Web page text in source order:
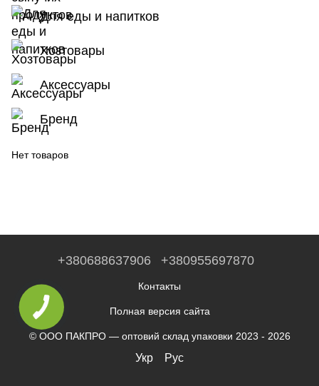
Для еды и напитков
Хозтовары
Аксессуары
Бренд
Нет товаров
+380688637906 +380955697870
Контакты
Полная версия сайта
© ООО ПАКПРО — оптовий склад упаковки 2023 - 2026
Укр Рус